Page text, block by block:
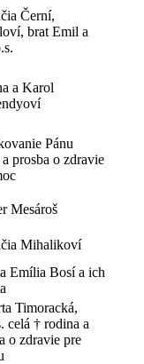
Černí,
brat Emil a
a Karol
Pánu
prosba o zdravie
Mesároš
Mihalikoví
Emília Bosí a ich
Timoracká,
celá † rodina a
o zdravie pre